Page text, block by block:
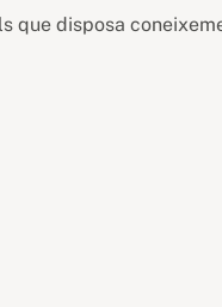
que disposa